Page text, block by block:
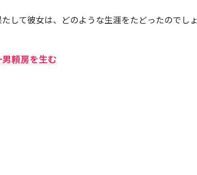
して彼女は、どのような生涯をたどったのでしょ
頼房を生む